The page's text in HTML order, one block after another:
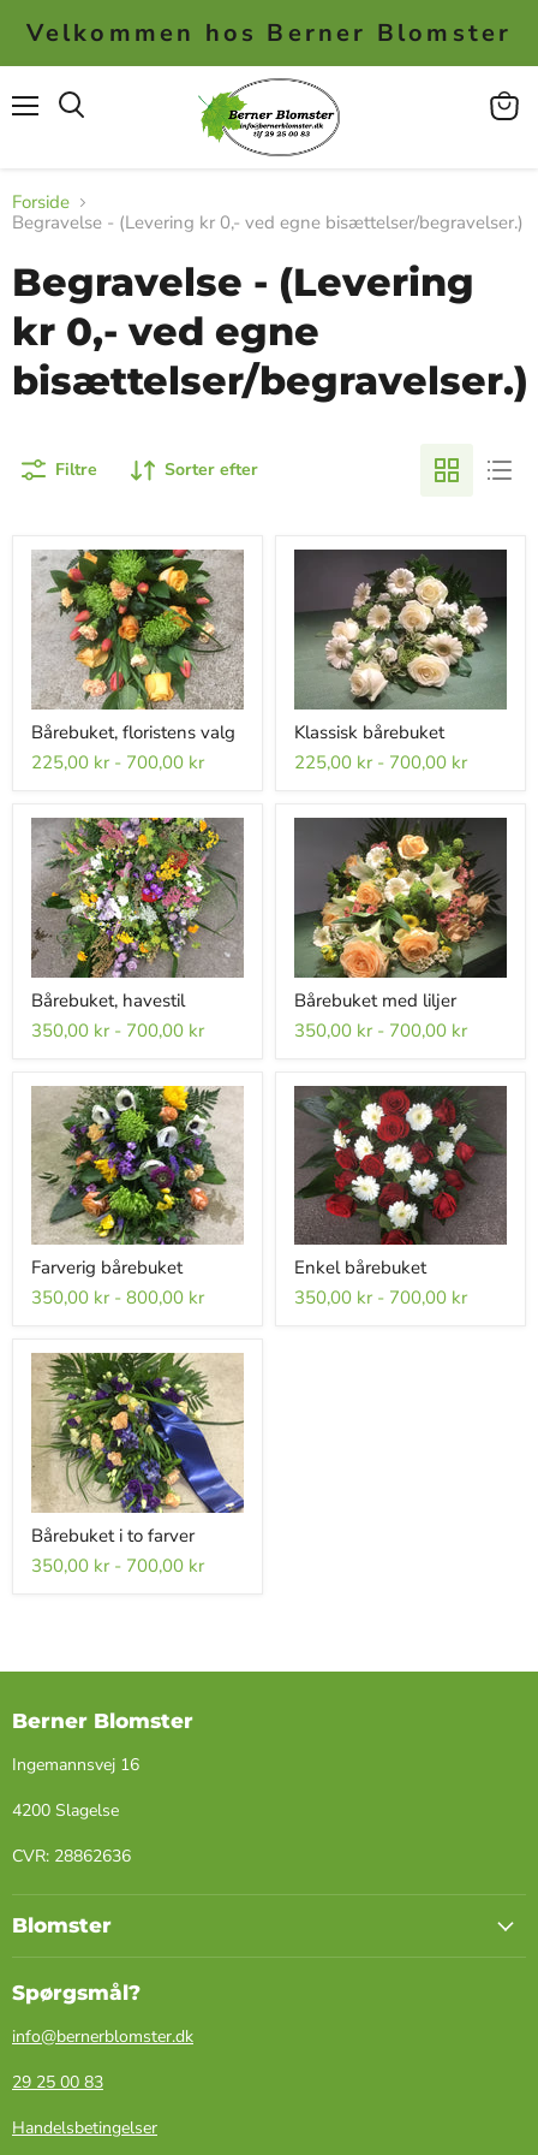
Velkommen hos Berner Blomster
Se
Forside
Begravelse - (Levering kr 0,- ved egne bisættelser/begravelser.)
Begravelse - (Levering
kr 0,- ved egne
bisættelser/begravelser.)
Filtre Sorter efter
Bårebuket, floristens valg
225,00 kr- 700,00 kr
Klassisk bårebuket
225,00 kr- 700,00 kr
Bårebuket, havestil
350,00 kr- 700,00 kr
Bårebuket med liljer
350,00 kr- 700,00 kr
Farverig bårebuket
350,00 kr- 800,00 kr
Enkel bårebuket
350,00 kr- 700,00 kr
Bårebuket i to farver
350,00 kr- 700,00 kr
Berner Blomster
Ingemannsvej 16
4200 Slagelse
​CVR: ​28862636
Blomster
Spørgsmål?
info@bernerblomster.dk
29 25 00 83
Handelsbetingelser